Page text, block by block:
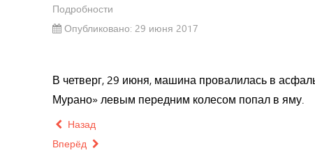
Подробности
Опубликовано: 29 июня 2017
В четверг, 29 июня, машина провалилась в
Мурано» левым передним колесом попал в яму.
Назад
Вперёд